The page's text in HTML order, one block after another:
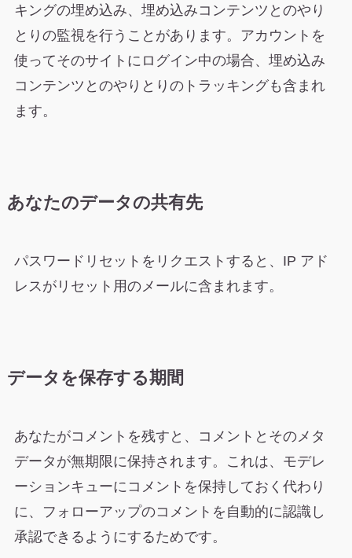
キングの埋め込み、埋め込みコンテンツとのやり
とりの監視を行うことがあります。アカウントを
使ってそのサイトにログイン中の場合、埋め込み
コンテンツとのやりとりのトラッキングも含まれ
ます。
あなたのデータの共有先
パスワードリセットをリクエストすると、IP アド
レスがリセット用のメールに含まれます。
データを保存する期間
あなたがコメントを残すと、コメントとそのメタ
データが無期限に保持されます。これは、モデレ
ーションキューにコメントを保持しておく代わり
に、フォローアップのコメントを自動的に認識し
承認できるようにするためです。